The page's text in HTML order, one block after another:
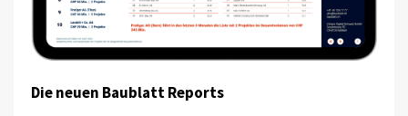
Die neuen Baublatt Reports